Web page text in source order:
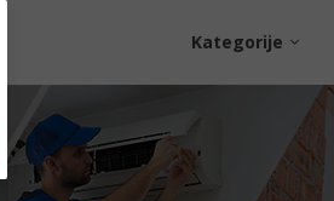
Kategorije